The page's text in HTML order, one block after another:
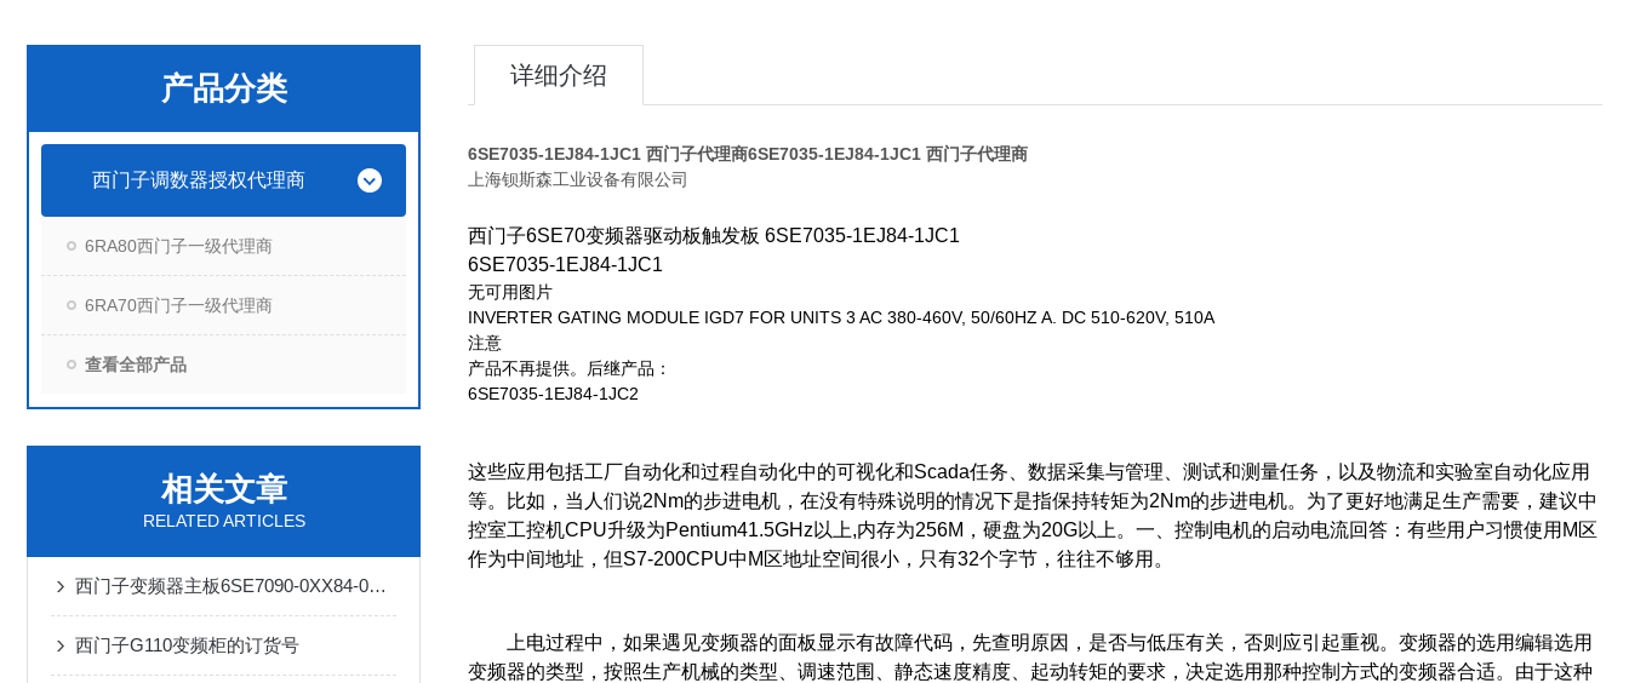
产品分类
西门子调数器授权代理商
6RA80西门子一级代理商
6RA70西门子一级代理商
查看全部产品
相关文章
RELATED ARTICLES
西门子变频器主板6SE7090-0XX84-0AB0代理商
西门子G110变频柜的订货号
详细介绍
6SE7035-1EJ84-1JC1 西门子代理商6SE7035-1EJ84-1JC1 西门子代理商
上海钡斯森工业设备有限公司
西门子6SE70变频器驱动板触发板 6SE7035-1EJ84-1JC1
6SE7035-1EJ84-1JC1
无可用图片
INVERTER GATING MODULE IGD7 FOR UNITS 3 AC 380-460V, 50/60HZ A. DC 510-620V, 510A
注意
产品不再提供。后继产品：
6SE7035-1EJ84-1JC2
这些应用包括工厂自动化和过程自动化中的可视化和Scada任务、数据采集与管理、测试和测量任务，以及物流和实验室自动化应用
等。比如，当人们说2Nm的步进电机，在没有特殊说明的情况下是指保持转矩为2Nm的步进电机。为了更好地满足生产需要，建议中
控室工控机CPU升级为Pentium41.5GHz以上,内存为256M，硬盘为20G以上。一、控制电机的启动电流回答：有些用户习惯使用M区
作为中间地址，但S7-200CPU中M区地址空间很小，只有32个字节，往往不够用。
上电过程中，如果遇见变频器的面板显示有故障代码，先查明原因，是否与低压有关，否则应引起重视。变频器的选用编辑选用
变频器的类型，按照生产机械的类型、调速范围、静态速度精度、起动转矩的要求，决定选用那种控制方式的变频器合适。由于这种